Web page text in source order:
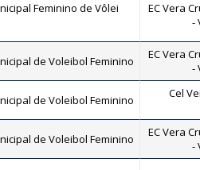
Feminino de Vôlei
EC Vera
-
de Voleibol Feminino
EC Vera
-
de Voleibol Feminino Cel
de Voleibol Feminino
EC Vera
-